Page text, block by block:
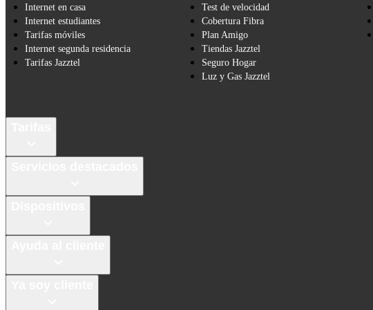
Internet en casa
Internet estudiantes
Tarifas móviles
Internet segunda residencia
Tarifas Jazztel
Test de velocidad
Cobertura Fibra
Plan Amigo
Tiendas Jazztel
Seguro Hogar
Luz y Gas Jazztel